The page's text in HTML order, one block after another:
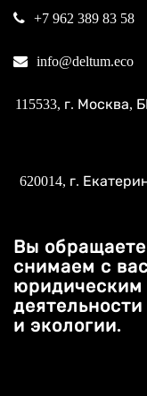
+7 962 389 83 58
info@deltum.eco
115533, г. Москва,
620014, г.
Вы
снимаем с
юридическим
и экологии.